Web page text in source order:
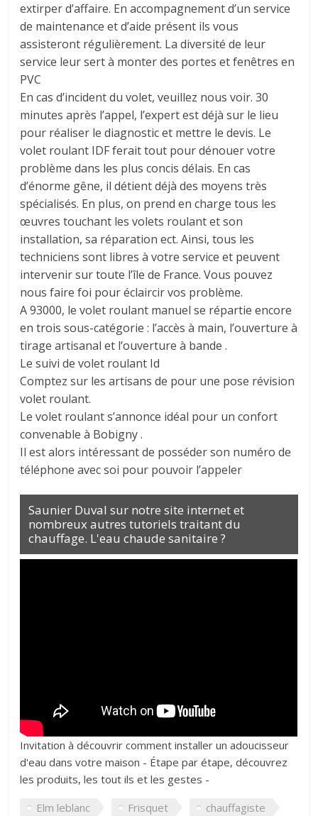
extirper d’affaire. En accompagnement d’un service
de maintenance et d’aide présent ils vous
assisteront régulièrement. La diversité de leur
service leur sert à monter des portes et fenêtres en
PVC
En cas d’incident du volet, veuillez nous voir. 30
minutes après l’appel, l’expert est déjà sur le lieu
pour réaliser le diagnostic et mettre le devis. Le
volet roulant IDF ferait tout pour dénouer votre
problème dans les plus concis délais. En cas
d’énorme gêne, il détient déjà des moyens très
spécialisés. En plus, on prend en charge tous les
œuvres touchant les volets roulant et son
installation, sa réparation ect. Ainsi, tous les
techniciens sont libres à votre service et peuvent
intervenir sur toute l’île de France. Vous pouvez
nous faire foi pour éclaircir vos problème.
A 93000, le volet roulant manuel se répartie encore
en trois sous-catégorie : l’accès à main, l’ouverture à
tirage artisanal et l’ouverture à bande .
Le suivi de volet roulant Id
Comptez sur les artisans de pour une pose révision
volet roulant.
Le volet roulant s’annonce idéal pour un confort
convenable à Bobigny .
Il est alors intéressant de posséder son numéro de
téléphone avec soi pour pouvoir l’appeler
Saunier Duval sur notre site internet et
nombreux autres tutoriels traitant du
chauffage. L'eau chaude sanitaire ?
Invitation à découvrir comment installer un adoucisseur
d'eau dans votre maison - Étape par étape, découvrez
les produits, les tout ils et les gestes -
Elm leblanc
Frisquet
chauffagiste